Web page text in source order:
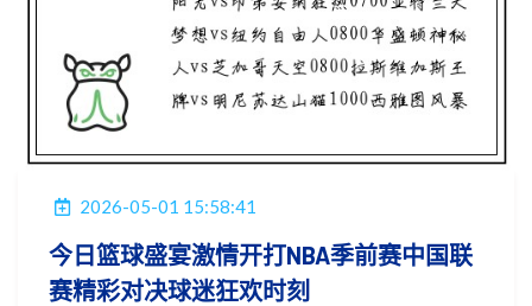
2026-05-01 15:58:41
今日篮球盛宴激情开打NBA季前赛中国联
赛精彩对决球迷狂欢时刻